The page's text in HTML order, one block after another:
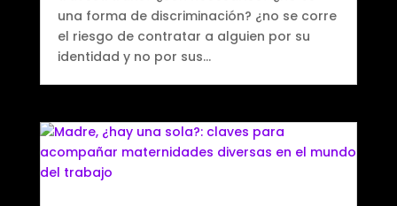
una forma de discriminación? ¿no se corre
el riesgo de contratar a alguien por su
identidad y no por sus...